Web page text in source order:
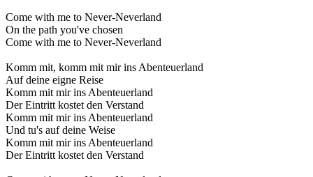
Come with me to Never-Neverland
On the path you've chosen
Come with me to Never-Neverland
Komm mit, komm mit mir ins Abenteuerland
Auf deine eigne Reise
Komm mit mir ins Abenteuerland
Der Eintritt kostet den Verstand
Komm mit mir ins Abenteuerland
Und tu's auf deine Weise
Komm mit mir ins Abenteuerland
Der Eintritt kostet den Verstand